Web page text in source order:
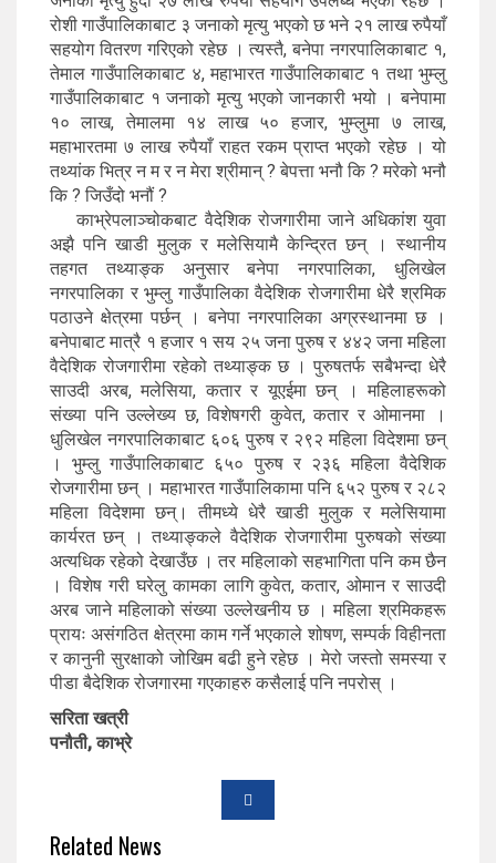
रोशी गाउँपालिकाबाट ३ जनाको मृत्यु भएको छ भने २१ लाख रुपैयाँ
सहयोग वितरण गरिएको रहेछ । त्यस्तै, बनेपा नगरपालिकाबाट १,
तेमाल गाउँपालिकाबाट ४, महाभारत गाउँपालिकाबाट १ तथा भुम्लु
गाउँपालिकाबाट १ जनाको मृत्यु भएको जानकारी भयो । बनेपामा
१० लाख, तेमालमा १४ लाख ५० हजार, भुम्लुमा ७ लाख,
महाभारतमा ७ लाख रुपैयाँ राहत रकम प्राप्त भएको रहेछ । यो
तथ्यांक भित्र न म र न मेरा श्रीमान् ? बेपत्ता भनौ कि ? मरेको भनौ
कि ? जिउँदो भनौं ?
काभ्रेपलाञ्चोकबाट वैदेशिक रोजगारीमा जाने अधिकांश युवा
अझै पनि खाडी मुलुक र मलेसियामै केन्द्रित छन् । स्थानीय
तहगत तथ्याङ्क अनुसार बनेपा नगरपालिका, धुलिखेल
नगरपालिका र भुम्लु गाउँपालिका वैदेशिक रोजगारीमा धेरै श्रमिक
पठाउने क्षेत्रमा पर्छन् । बनेपा नगरपालिका अग्रस्थानमा छ ।
बनेपाबाट मात्रै १ हजार १ सय २५ जना पुरुष र ४४२ जना महिला
वैदेशिक रोजगारीमा रहेको तथ्याङ्क छ । पुरुषतर्फ सबैभन्दा धेरै
साउदी अरब, मलेसिया, कतार र यूएईमा छन् । महिलाहरूको
संख्या पनि उल्लेख्य छ, विशेषगरी कुवेत, कतार र ओमानमा ।
धुलिखेल नगरपालिकाबाट ६०६ पुरुष र २९२ महिला विदेशमा छन्
। भुम्लु गाउँपालिकाबाट ६५० पुरुष र २३६ महिला वैदेशिक
रोजगारीमा छन् । महाभारत गाउँपालिकामा पनि ६५२ पुरुष र २८२
महिला विदेशमा छन्। तीमध्ये धेरै खाडी मुलुक र मलेसियामा
कार्यरत छन् । तथ्याङ्कले वैदेशिक रोजगारीमा पुरुषको संख्या
अत्यधिक रहेको देखाउँछ । तर महिलाको सहभागिता पनि कम छैन
। विशेष गरी घरेलु कामका लागि कुवेत, कतार, ओमान र साउदी
अरब जाने महिलाको संख्या उल्लेखनीय छ । महिला श्रमिकहरू
प्रायः असंगठित क्षेत्रमा काम गर्ने भएकाले शोषण, सम्पर्क विहीनता
र कानुनी सुरक्षाको जोखिम बढी हुने रहेछ । मेरो जस्तो समस्या र
पीडा बैदेशिक रोजगारमा गएकाहरु कसैलाई पनि नपरोस् ।
सरिता खत्री
पनौती, काभ्रे
Related News